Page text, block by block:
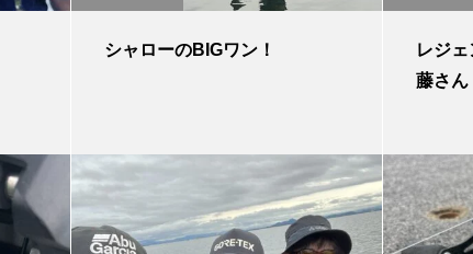
シャローのBIGワン！
レジ
藤さん